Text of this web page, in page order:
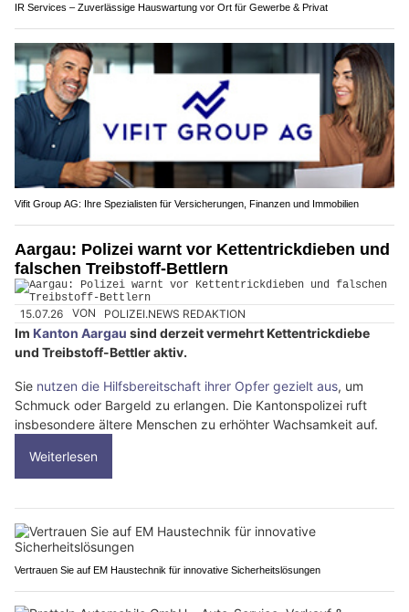
IR Services – Zuverlässige Hauswartung vor Ort für Gewerbe & Privat
Vifit Group AG: Ihre Spezialisten für Versicherungen, Finanzen und Immobilien
Aargau: Polizei warnt vor Kettentrickdieben und
falschen Treibstoff-Bettlern
15.07.26 VON POLIZEI.NEWS REDAKTION
Im Kanton Aargau sind derzeit vermehrt Kettentrickdiebe
und Treibstoff-Bettler aktiv.
Sie nutzen die Hilfsbereitschaft ihrer Opfer gezielt aus, um
Schmuck oder Bargeld zu erlangen. Die Kantonspolizei ruft
insbesondere ältere Menschen zu erhöhter Wachsamkeit auf.
Weiterlesen
Vertrauen Sie auf EM Haustechnik für innovative Sicherheitslösungen